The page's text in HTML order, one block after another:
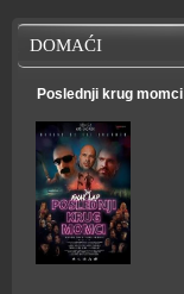
DOMAĆI
Poslednji krug momci